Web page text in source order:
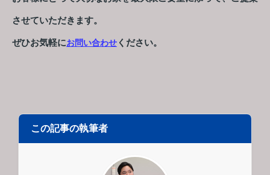
させていただきます。
ぜひお気軽にお問い合わせ ください。
この記事の執筆者